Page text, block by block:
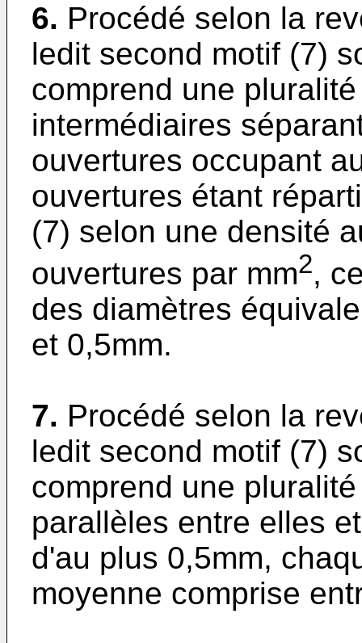
6. Procédé selon la
ledit second motif (7)
comprend une
intermédiaires
ouvertures occupant
ouvertures étant
(7) selon une densité
ouvertures par mm2,
des diamètres
et 0,5mm.
7. Procédé selon la
ledit second motif (7)
comprend une
parallèles entre elles
d'au plus 0,5mm,
moyenne comprise